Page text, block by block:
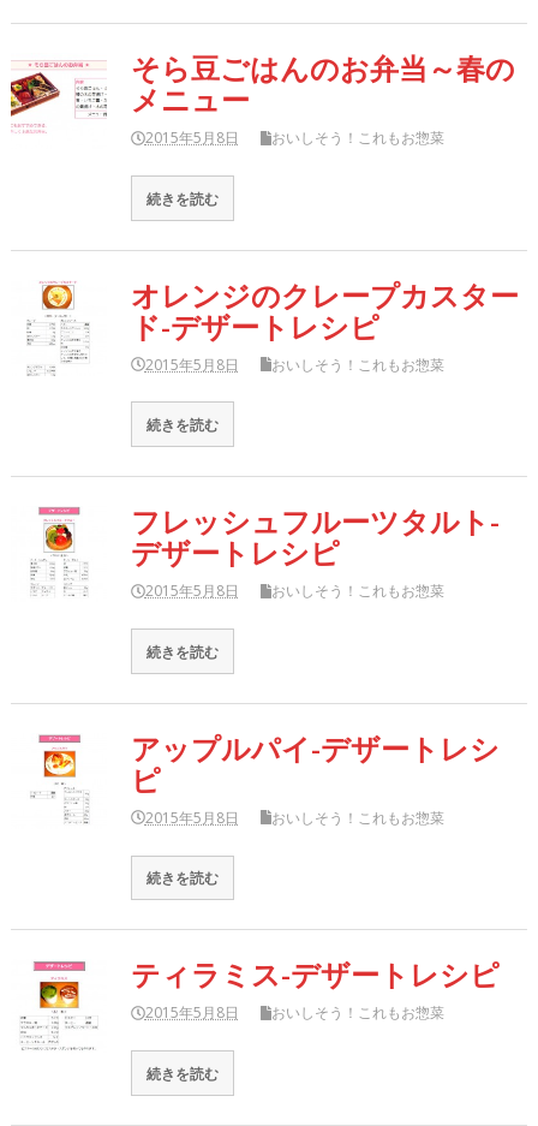
そら豆ごはんのお弁当～春の
メニュー
2015年5月8日 おいしそう！これもお惣菜
続きを読む
オレンジのクレープカスター
ド-デザートレシピ
2015年5月8日 おいしそう！これもお惣菜
続きを読む
フレッシュフルーツタルト-
デザートレシピ
2015年5月8日 おいしそう！これもお惣菜
続きを読む
アップルパイ-デザートレシ
ピ
2015年5月8日 おいしそう！これもお惣菜
続きを読む
ティラミス-デザートレシピ
2015年5月8日 おいしそう！これもお惣菜
続きを読む